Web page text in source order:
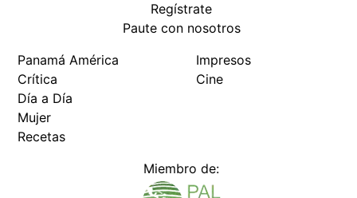
Regístrate
Paute con nosotros
Panamá América
Crítica
Día a Día
Mujer
Recetas
Impresos
Cine
Miembro de: